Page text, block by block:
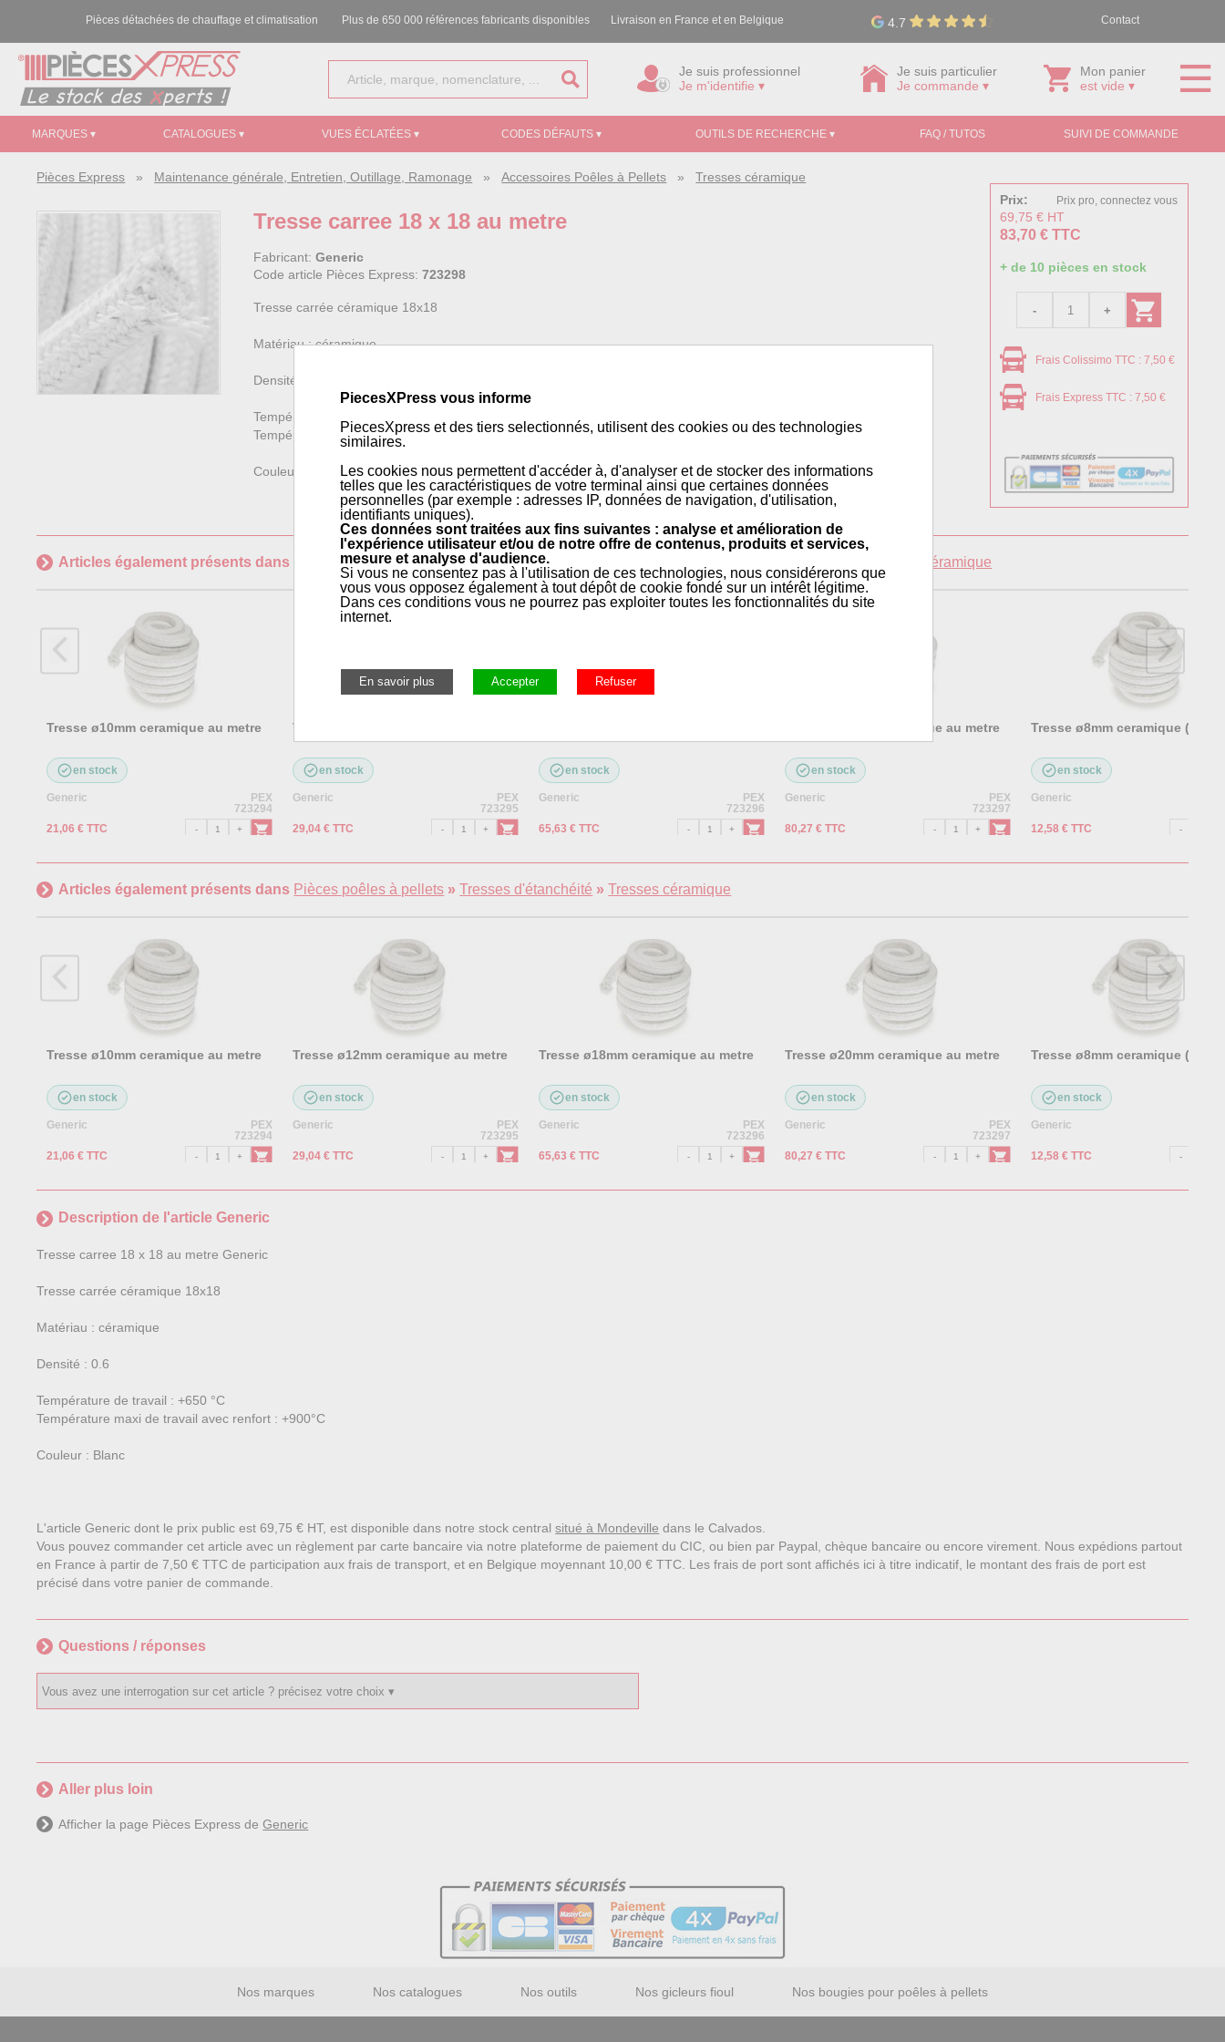
Pièces détachées de chauffage et climatisation Plus de 650 000 références fabricants disponibles Livraison en France et en Belgique 4.7 Contact
Je suis professionnel
Je m'identifie ▾
Je suis particulier
Je commande ▾
Mon panier
est vide ▾
MARQUES ▾ CATALOGUES ▾ VUES ÉCLATÉES ▾ CODES DÉFAUTS ▾ OUTILS DE RECHERCHE ▾ FAQ / TUTOS SUIVI DE COMMANDE
Pièces Express » Maintenance générale, Entretien, Outillage, Ramonage »Accessoires Poêles à Pellets »Tresses céramique
Tresse carree 18 x 18 au metre
Fabricant: Generic
Code article Pièces Express: 723298
Tresse carrée céramique 18x18
Matériau : céramique
Densité : 0.6
Température de travail : +650 °C
Température maxi de travail avec renfort : +900°C
Couleur : Blanc
Prix: Prix pro, connectez vous
69,75 € HT
83,70 € TTC
+ de 10 pièces en stock
Frais Colissimo TTC : 7,50 €
Frais Express TTC : 7,50 €
Articles également présents dans Maintenance générale, Entretien, Outillage, Ramonage Tresses céramique
Tresse ø10mm ceramique au metre
en stock
Generic
PEX
723294
21,06 € TTC
Tresse ø12mm ceramique au metre
en stock
Generic
PEX
723295
29,04 € TTC
en stock
Generic
PEX
723296
65,63 € TTC
Tresse ø20mm ceramique au metre
en stock
Generic
PEX
723297
80,27 € TTC
Tresse ø8mm ceramique ( au
en stock
Generic
12,58 € TTC
Articles également présents dans Pièces poêles à pellets »Tresses d'étanchéité »Tresses céramique
Tresse ø10mm ceramique au metre
en stock
Generic
PEX
723294
21,06 € TTC
Tresse ø12mm ceramique au metre
en stock
Generic
PEX
723295
29,04 € TTC
Tresse ø18mm ceramique au metre
en stock
Generic
PEX
723296
65,63 € TTC
Tresse ø20mm ceramique au metre
en stock
Generic
PEX
723297
80,27 € TTC
Tresse ø8mm ceramique ( au
en stock
Generic
12,58 € TTC
Description de l'article Generic
Tresse carree 18 x 18 au metre Generic
Tresse carrée céramique 18x18
Matériau : céramique
Densité : 0.6
Température de travail : +650 °C
Température maxi de travail avec renfort : +900°C
Couleur : Blanc
L'article Generic dont le prix public est 69,75 € HT, est disponible dans notre stock centralsitué à Mondeville dans le Calvados.
Vous pouvez commander cet article avec un règlement par carte bancaire via notre plateforme de paiement du CIC, ou bien par Paypal, chèque bancaire ou encore virement. Nous expédions partout
en France à partir de 7,50 € TTC de participation aux frais de transport, et en Belgique moyennant 10,00 € TTC. Les frais de port sont affichés ici à titre indicatif, le montant des frais de port est
précisé dans votre panier de commande.
Questions / réponses
Aller plus loin
Afficher la page Pièces Express deGeneric
Nos marques Nos catalogues Nos outils Nos gicleurs fioul Nos bougies pour poêles à pellets
PiecesXPress vous informe
PiecesXpress et des tiers selectionnés, utilisent des cookies ou des technologies
similaires.
Les cookies nous permettent d'accéder à, d'analyser et de stocker des informations
telles que les caractéristiques de votre terminal ainsi que certaines données
personnelles (par exemple : adresses IP, données de navigation, d'utilisation,
identifiants uniques).
Ces données sont traitées aux fins suivantes : analyse et amélioration de
l'expérience utilisateur et/ou de notre offre de contenus, produits et services,
mesure et analyse d'audience.
Si vous ne consentez pas à l'utilisation de ces technologies, nous considérerons que
vous vous opposez également à tout dépôt de cookie fondé sur un intérêt légitime.
Dans ces conditions vous ne pourrez pas exploiter toutes les fonctionnalités du site
internet.